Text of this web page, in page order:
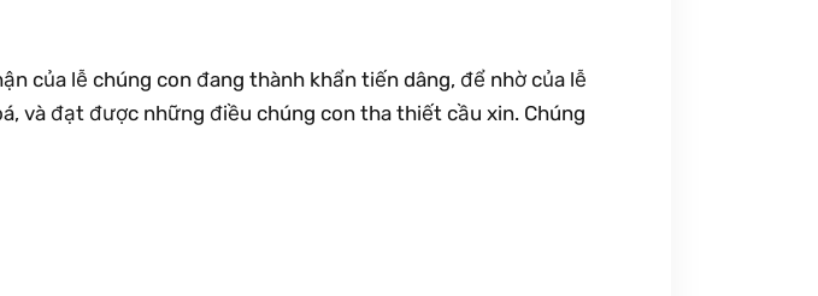
của lễ chúng con đang thành khẩn tiến dâng, để nhờ của lễ
và đạt được những điều chúng con tha thiết cầu xin. Chúng